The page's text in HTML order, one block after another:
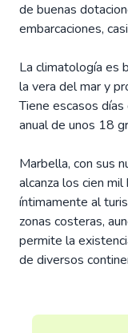
de buenas
embarcaciones,
La climatología es
la vera del mar y
Tiene escasos
anual de unos 18
Marbella, con sus
alcanza los cien
íntimamente al
zonas costeras,
permite la
de diversos